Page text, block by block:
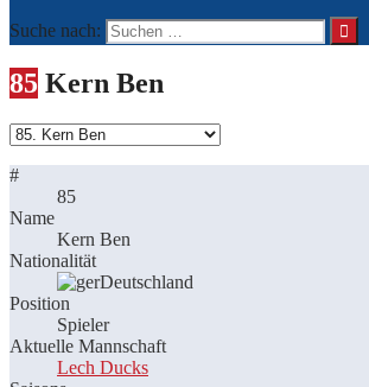
Suche nach:
85 Kern Ben
#
85
Name
Kern Ben
Nationalität
Deutschland
Position
Spieler
Aktuelle Mannschaft
Lech Ducks